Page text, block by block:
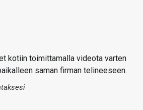
kotiin toimittamalla videota varten
saman firman telineeseen.